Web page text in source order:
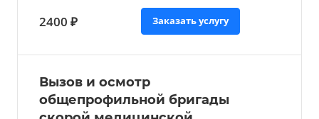
2400 ₽ Заказать услугу
Вызов и осмотр
общепрофильной бригады